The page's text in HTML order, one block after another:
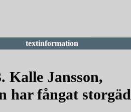
textinformation
Kalle Jansson,
har fångat